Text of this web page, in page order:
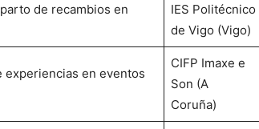
de recambios en
IES Politécnico
de Vigo (Vigo)
experiencias en eventos
CIFP Imaxe e
Son (A
Coruña)